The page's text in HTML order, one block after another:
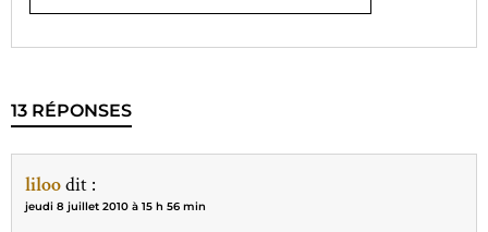
13 RÉPONSES
liloodit :
jeudi 8 juillet 2010 à 15 h 56 min